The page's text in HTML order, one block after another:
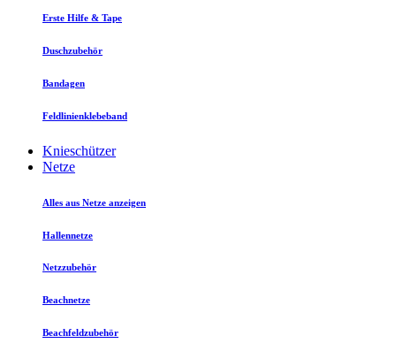
Erste Hilfe & Tape
Duschzubehör
Bandagen
Feldlinienklebeband
Knieschützer
Netze
Alles aus Netze anzeigen
Hallennetze
Netzzubehör
Beachnetze
Beachfeldzubehör